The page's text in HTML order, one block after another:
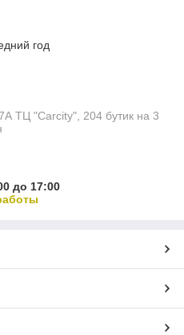
год
ТЦ "Carcity", 204 бутик на 3
до 17:00